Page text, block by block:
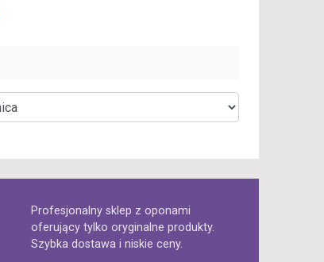
Profesjonalny sklep z oponami
oferujący tylko oryginalne produkty.
Szybka dostawa i niskie ceny.